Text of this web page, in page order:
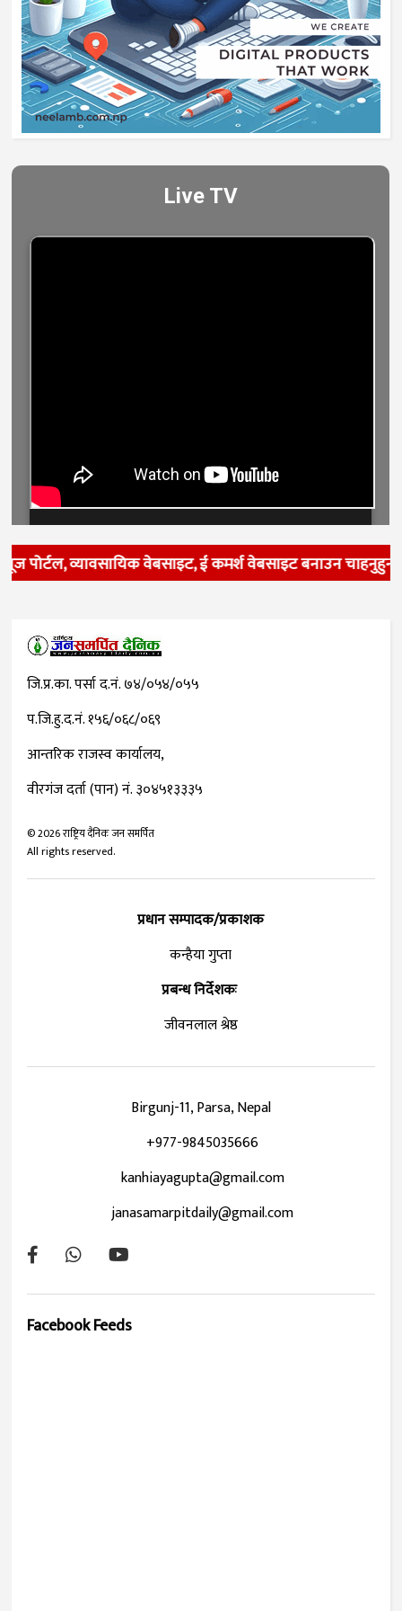
व्यावसायिक वेबसाइट, ई कमर्श वेबसाइट बनाउन चाहनुहुन्छ ?
जि.प्र.का. पर्सा द.नं. ७४/०५४/०५५
प.जि.हु.द.नं. १५६/०६८/०६९
आन्तरिक राजस्व कार्यालय,
वीरगंज दर्ता (पान) नं. ३०४५१३३३५
©2026राष्ट्रिय दैनिक जन समर्पित
All rights reserved.
प्रधान सम्पादक/प्रकाशक
कन्हैया गुप्ता
प्रबन्ध निर्देशकः
जीवनलाल श्रेष्ठ
Birgunj-11, Parsa, Nepal
+977-9845035666
kanhiayagupta@gmail.com
janasamarpitdaily@gmail.com
Facebook Feeds